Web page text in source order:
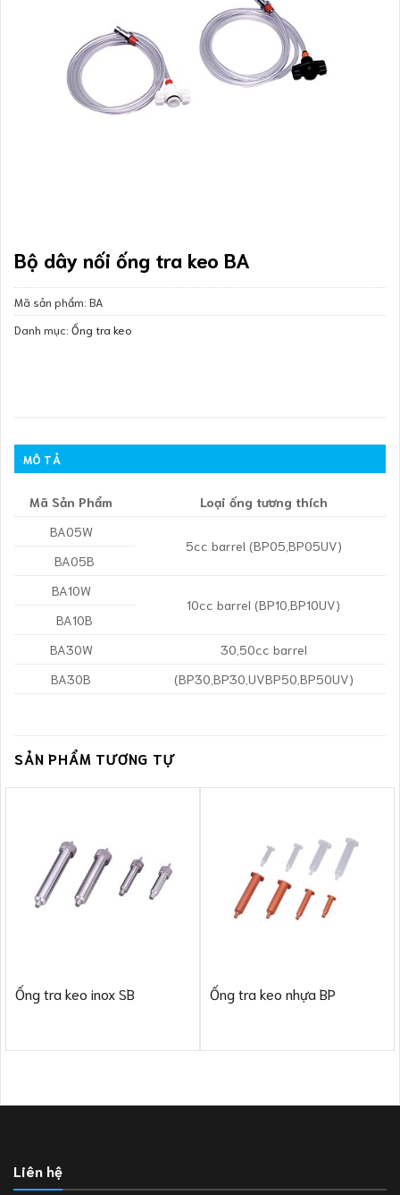
Bộ dây nối ống tra keo BA
Mã sản phẩm: BA
Danh mục: Ống tra keo
MÔ TẢ
Mã Sản Phẩm
Loại ống tương thích
BA05W
5cc barrel (BP05,BP05UV)
BA05B
BA10W
10cc barrel (BP10,BP10UV)
BA10B
BA30W
30,50cc barrel
BA30B
(BP30,BP30,UVBP50,BP50UV)
SẢN PHẨM TƯƠNG TỰ
Ống tra keo inox SB Ống tra keo nhựa BP
Liên hệ